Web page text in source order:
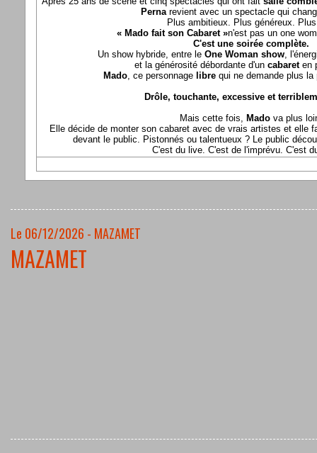
Pernarevient avec un spectacle qui
Plus ambitieux. Plus généreux.
« Mado fait son Cabaret »n'est pas un one
C'est une soirée complète.
Un show hybride, entre le One Woman show,
et la générosité débordante d'un cabaret en
Mado, ce personnage librequi ne demande plus la
Drôle, touchante, excessive et
Mais cette fois, Mado va plus
Elle décide de monter son cabaret avec de vrais artistes et elle
devant le public. Pistonnés ou talentueux ? Le public
C'est du live. C'est de l'imprévu. C'est
Le 06/12/2026 - MAZAMET
MAZAMET